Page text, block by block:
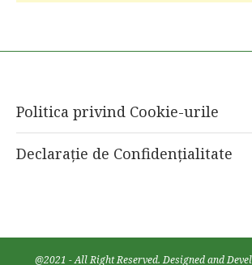
Politica privind Cookie-urile
Declarație de Confidențialitate
@2021 - All Right Reserved. Designed and